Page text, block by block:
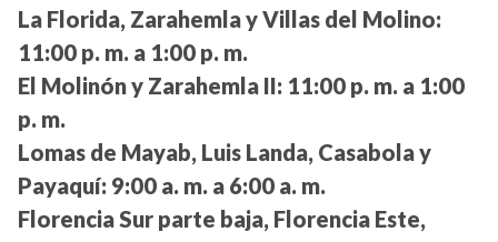
La Florida, Zarahemla y Villas del Molino:
11:00 p. m. a 1:00 p. m.
El Molinón y Zarahemla II: 11:00 p. m. a 1:00
p. m.
Lomas de Mayab, Luis Landa, Casabola y
Payaquí: 9:00 a. m. a 6:00 a. m.
Florencia Sur parte baja, Florencia Este,